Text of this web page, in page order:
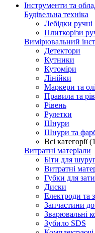
Інструменти та
Будівельна техніка
Лебідки ручні
Плиткорізи
Вимірювальний
Детектори
Кутники
Кутоміри
Лінійки
Маркери та
Правила та
Рівень
Рулетки
Шнури
Шнури та
Всі категорії
Витратні матеріали
Біти для
Витратні
Губки для
Диски
Електроди та
Запчастини
Зварювальні
Зубило SDS